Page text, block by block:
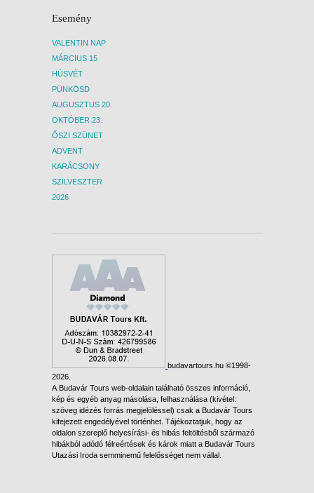
Esemény
VALENTIN NAP
MÁRCIUS 15
HÚSVÉT
PÜNKÖSD
AUGUSZTUS 20.
OKTÓBER 23.
ŐSZI SZÜNET
ADVENT
KARÁCSONY
SZILVESZTER
2026
budavartours.hu ©1998-
2026.
A Budavár Tours web-oldalain található összes információ,
kép és egyéb anyag másolása, felhasználása (kivétel:
szöveg idézés forrás megjelöléssel) csak a Budavár Tours
kifejezett engedélyével történhet. Tájékoztatjuk, hogy az
oldalon szereplő helyesírási- és hibás feltöltésből származó
hibákból adódó félreértések és károk miatt a Budavár Tours
Utazási Iroda semminemű felelősséget nem vállal.